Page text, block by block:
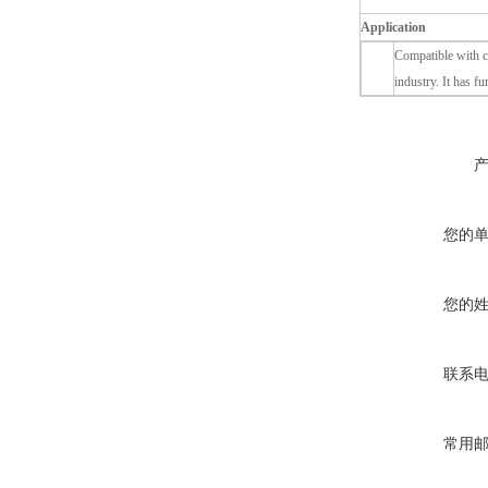
Application
Compatible with
industry. It has
您的
您的
联系
常用